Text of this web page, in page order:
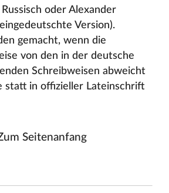
oder Alexander
Version).
gemacht, wenn die
von den in der deutsche
Schreibweisen abweicht
statt in offizieller Lateinschrift
Seitenanfang